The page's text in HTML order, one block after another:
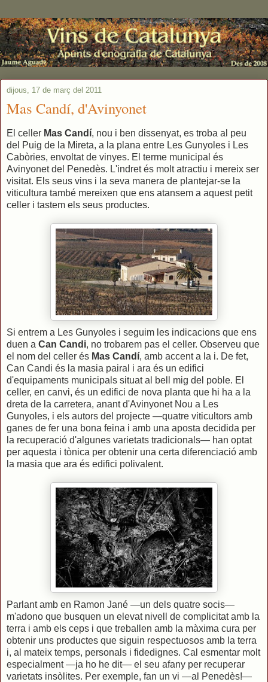
dijous, 17 de març del 2011
Mas Candí, d'Avinyonet
El celler Mas Candí, nou i ben dissenyat, es troba al peu
del Puig de la Mireta, a la plana entre Les Gunyoles i Les
Cabòries, envoltat de vinyes. El terme municipal és
Avinyonet del Penedès. L'indret és molt atractiu i mereix ser
visitat. Els seus vins i la seva manera de plantejar-se la
viticultura també mereixen que ens atansem a aquest petit
celler i tastem els seus productes.
Si entrem a Les Gunyoles i seguim les indicacions que ens
duen a Can Candi, no trobarem pas el celler. Observeu que
el nom del celler és Mas Candí, amb accent a la i. De fet,
Can Candi és la masia pairal i ara és un edifici
d'equipaments municipals situat al bell mig del poble. El
celler, en canvi, és un edifici de nova planta que hi ha a la
dreta de la carretera, anant d'Avinyonet Nou a Les
Gunyoles, i els autors del projecte —quatre viticultors amb
ganes de fer una bona feina i amb una aposta decidida per
la recuperació d'algunes varietats tradicionals— han optat
per aquesta i tònica per obtenir una certa diferenciació amb
la masia que ara és edifici polivalent.
Parlant amb en Ramon Jané —un dels quatre socis—
m'adono que busquen un elevat nivell de complicitat amb la
terra i amb els ceps i que treballen amb la màxima cura per
obtenir uns productes que siguin respectuosos amb la terra
i, al mateix temps, personals i fidedignes. Cal esmentar molt
especialment —ja ho he dit— el seu afany per recuperar
varietats insòlites. Per exemple, fan un vi —al Penedès!—